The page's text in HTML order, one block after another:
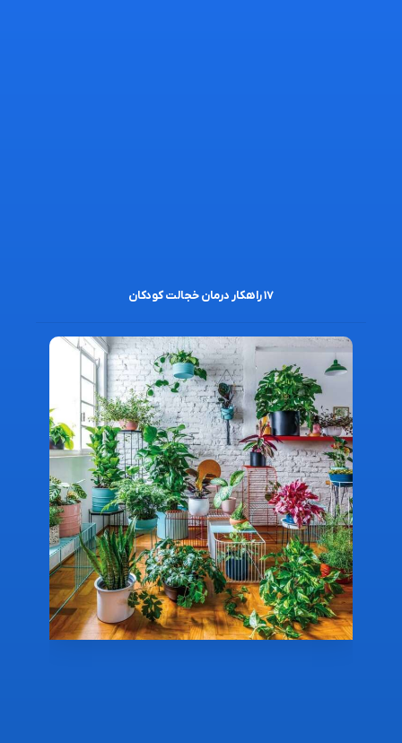
۱۷ راهکار درمان خجالت کودکان